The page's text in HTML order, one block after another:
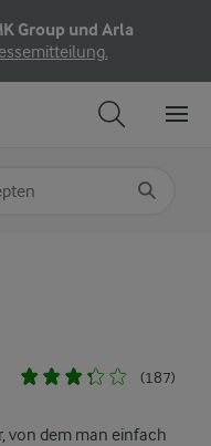
Group und Arla
(187)
von dem man einfach